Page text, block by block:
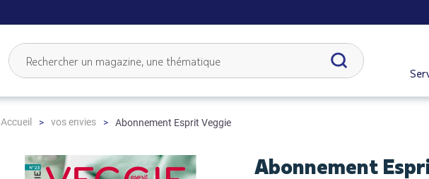
Accueil vos envies Abonnement Esprit Veggie
Abonnement